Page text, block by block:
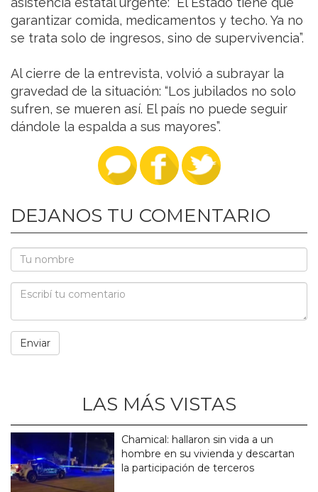
garantizar comida, medicamentos y techo. Ya no
se trata solo de ingresos, sino de supervivencia”.
Al cierre de la entrevista, volvió a subrayar la
gravedad de la situación: “Los jubilados no solo
sufren, se mueren así. El país no puede seguir
dándole la espalda a sus mayores”.
DEJANOS TU COMENTARIO
LAS MÁS VISTAS
Chamical: hallaron sin vida a un
hombre en su vivienda y descartan
la participación de terceros